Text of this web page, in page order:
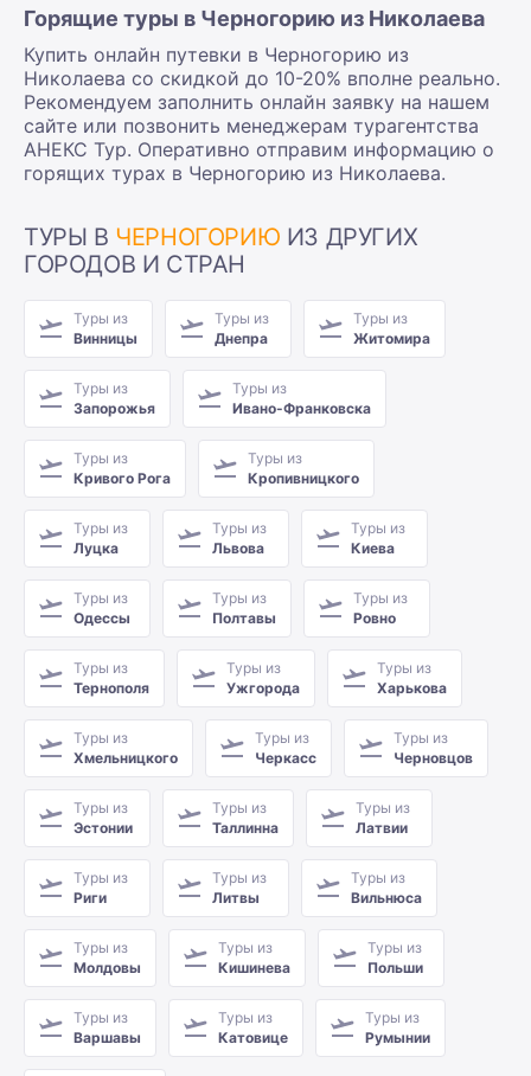
Горящие туры в Черногорию из Николаева
Купить онлайн путевки в Черногорию из
Николаева со скидкой до 10-20% вполне реально.
Рекомендуем заполнить онлайн заявку на нашем
сайте или позвонить менеджерам турагентства
АНЕКС Тур. Оперативно отправим информацию о
горящих турах в Черногорию из Николаева.
ТУРЫ В ЧЕРНОГОРИЮ ИЗ ДРУГИХ
ГОРОДОВ И СТРАН
Туры из
Винницы
Туры из
Днепра
Туры из
Житомира
Туры из
Запорожья
Туры из
Ивано-Франковска
Туры из
Кривого Рога
Туры из
Кропивницкого
Туры из
Луцка
Туры из
Львова
Туры из
Киева
Туры из
Одессы
Туры из
Полтавы
Туры из
Ровно
Туры из
Тернополя
Туры из
Ужгорода
Туры из
Харькова
Туры из
Хмельницкого
Туры из
Черкасс
Туры из
Черновцов
Туры из
Эстонии
Туры из
Таллинна
Туры из
Латвии
Туры из
Риги
Туры из
Литвы
Туры из
Вильнюса
Туры из
Молдовы
Туры из
Кишинева
Туры из
Польши
Туры из
Варшавы
Туры из
Катовице
Туры из
Румынии